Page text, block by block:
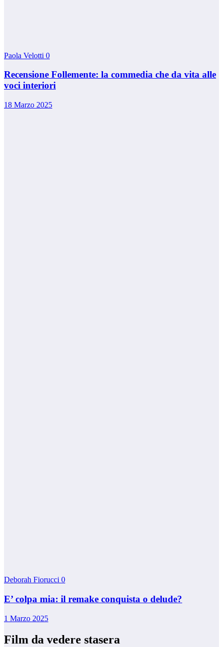
Paola Velotti 0
Recensione Follemente: la commedia che da vita alle
voci interiori
18 Marzo 2025
Deborah Fiorucci 0
E’ colpa mia: il remake conquista o delude?
1 Marzo 2025
Film da vedere stasera